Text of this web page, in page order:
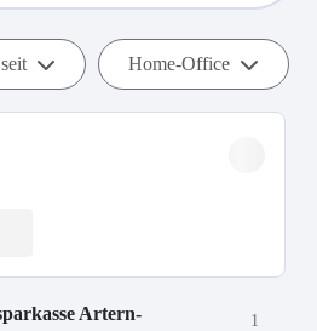
Home-Office
Artern-
1